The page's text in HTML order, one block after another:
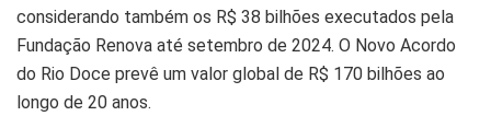
considerando também os R$ 38 bilhões executados pela
Fundação Renova até setembro de 2024. O Novo Acordo
do Rio Doce prevê um valor global de R$ 170 bilhões ao
longo de 20 anos.